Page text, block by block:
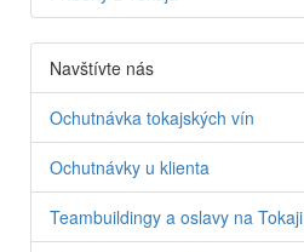
Navštívte nás
Ochutnávka tokajských vín
Ochutnávky u klienta
Teambuildingy a oslavy na Tokaji